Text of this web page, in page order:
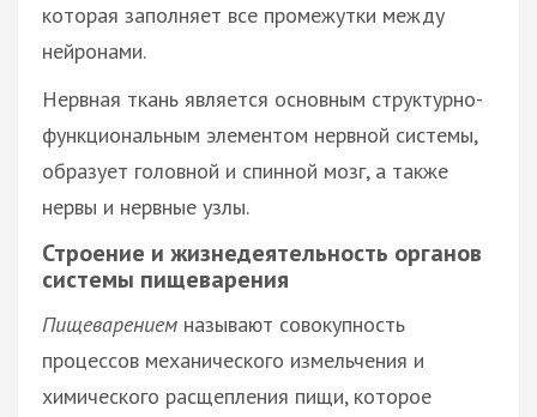
которая заполняет все промежутки между
нейронами.
Нервная ткань является основным структурно-
функциональным элементом нервной системы,
образует головной и спинной мозг, а также
нервы и нервные узлы.
Строение и жизнедеятельность органов
системы пищеварения
Пищеварением называют совокупность
процессов механического измельчения и
химического расщепления пищи, которое